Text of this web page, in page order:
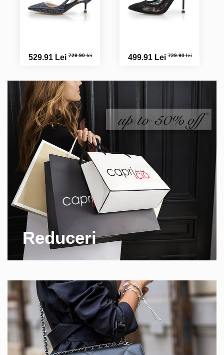
529.91 Lei729.90 lei 499.91 Lei729.90 lei
Reduceri